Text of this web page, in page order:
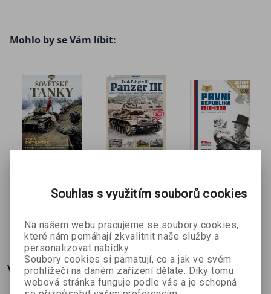
SSSR.
Mohlo by se Vám líbit:
světové
Stephen Hart
269 Kč 299 Kč
Panzer III
Dick Tyler,
161 Kč 179 Kč
1918–1938 -
vydání
kol. autorů
1 611 Kč 1 790 Kč
Více o knize
Souhlas s využitím souborů cookies
Na našem webu pracujeme se soubory cookies,
které nám pomáhají zkvalitnit naše služby a
personalizovat nabídky.
Soubory cookies si pamatují, co a jak ve svém
prohlížeči na daném zařízení děláte. Díky tomu
webová stránka funguje podle vás a je schopná